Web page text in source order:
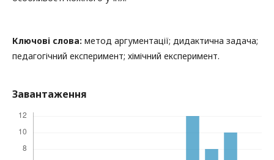
Ключові слова: метод аргументації; дидактична задача;
педагогічний експеримент; хімічний експеримент.
Завантаження